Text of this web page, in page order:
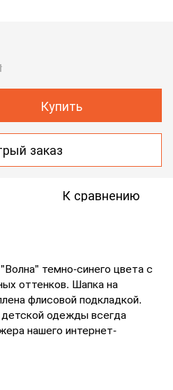
Купить
заказ
К сравнению
темно-синего цвета с
оттенков. Шапка на
флисовой подкладкой.
одежды всегда
нашего интернет-